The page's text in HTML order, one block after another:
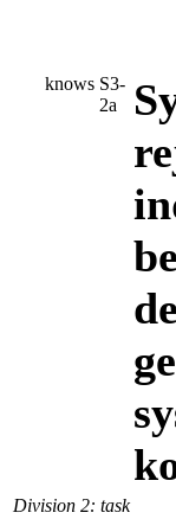
knows S3-
2a
Division 2: task